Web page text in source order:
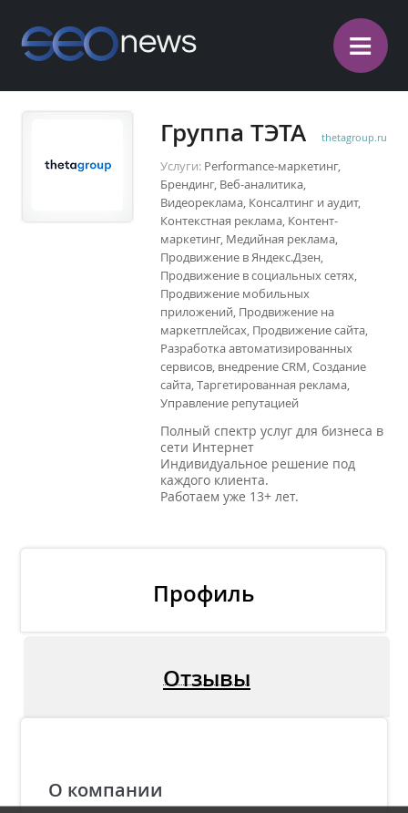
≡
Группа ТЭТА thetagroup.ru
Услуги: Performance-маркетинг,
Брендинг, Веб-аналитика,
Видеореклама, Консалтинг и аудит,
Контекстная реклама, Контент-
маркетинг, Медийная реклама,
Продвижение в Яндекс.Дзен,
Продвижение в социальных сетях,
Продвижение мобильных
приложений, Продвижение на
маркетплейсах, Продвижение сайта,
Разработка автоматизированных
сервисов, внедрение CRM, Создание
сайта, Таргетированная реклама,
Управление репутацией
Полный спектр услуг для бизнеса в
сети Интернет
Индивидуальное решение под
каждого клиента.
Работаем уже 13+ лет.
Профиль
Отзывы
О компании